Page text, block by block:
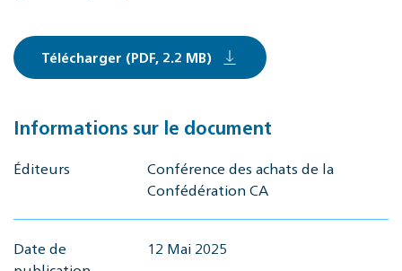
Télécharger (PDF, 2.2 MB)
Informations sur le document
Éditeurs
Conférence des achats de la
Confédération CA
Date de
12 Mai 2025